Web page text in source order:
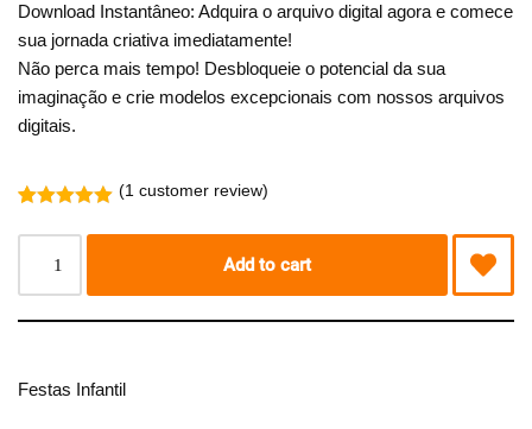
Download Instantâneo: Adquira o arquivo digital agora e comece
sua jornada criativa imediatamente!
Não perca mais tempo! Desbloqueie o potencial da sua
imaginação e crie modelos excepcionais com nossos arquivos
digitais.
out of 5
based on
customer
rating
(1 customer review)
Add to cart
Festas Infantil